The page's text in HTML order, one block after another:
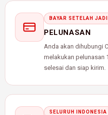
BAYAR SETELAH JADI
PELUNASAN
Anda akan dihubungi
melakukan pelunasan
selesai dan siap kirim.
SELURUH INDONESIA